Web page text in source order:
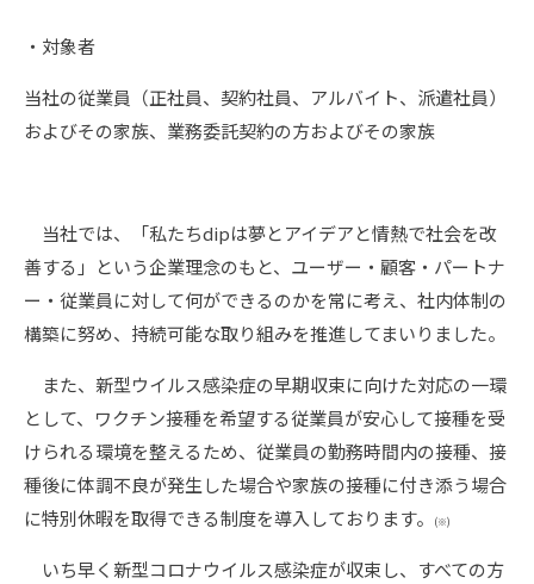
・対象者
当社の従業員（正社員、契約社員、アルバイト、派遣社員）
およびその家族、業務委託契約の方およびその家族
当社では、「私たちdipは夢とアイデアと情熱で社会を改
善する」という企業理念のもと、ユーザー・顧客・パートナ
ー・従業員に対して何ができるのかを常に考え、社内体制の
構築に努め、持続可能な取り組みを推進してまいりました。
また、新型ウイルス感染症の早期収束に向けた対応の一環
として、ワクチン接種を希望する従業員が安心して接種を受
けられる環境を整えるため、従業員の勤務時間内の接種、接
種後に体調不良が発生した場合や家族の接種に付き添う場合
に特別休暇を取得できる制度を導入しております。
(※)
いち早く新型コロナウイルス感染症が収束し、すべての方